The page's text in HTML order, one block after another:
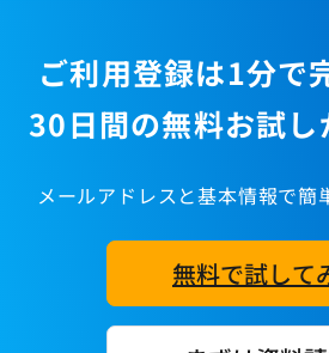
ご利用登録は1分で
30日間の無料お試し
メールアドレスと基本情報で簡
無料で試して